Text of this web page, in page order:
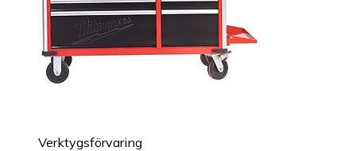
Verktygsförvaring